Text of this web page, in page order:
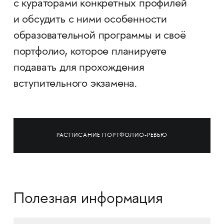
с кураторами конкретных профилей
и обсудить с ними особенности
образовательной программы и своё
портфолио, которое планируете
подавать для прохождения
вступительного экзамена.
РАСПИСАНИЕ ПОРТФОЛИО-РЕВЬЮ
Полезная информация